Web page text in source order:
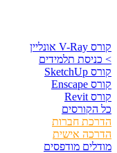
קורס V-Ray אונליין
> כניסת תלמידים
קורס SketchUp
קורס Enscape
קורס Revit
כל הקורסים
הדרכת חברות
הדרכה אישית
מודלים מודפסים